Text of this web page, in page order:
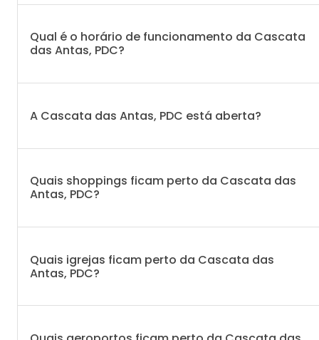
Qual é o horário de funcionamento da Cascata
das Antas, PDC?
A Cascata das Antas, PDC está aberta?
Quais shoppings ficam perto da Cascata das
Antas, PDC?
Quais igrejas ficam perto da Cascata das
Antas, PDC?